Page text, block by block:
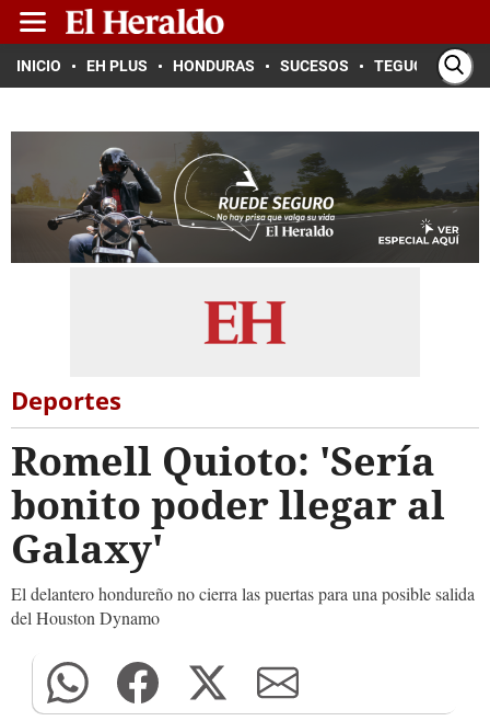
INICIO EH PLUS HONDURAS SUCESOS TEGUCIGALPA
Deportes
Romell Quioto: 'Sería
bonito poder llegar al
Galaxy'
El delantero hondureño no cierra las puertas para una posible salida
del Houston Dynamo